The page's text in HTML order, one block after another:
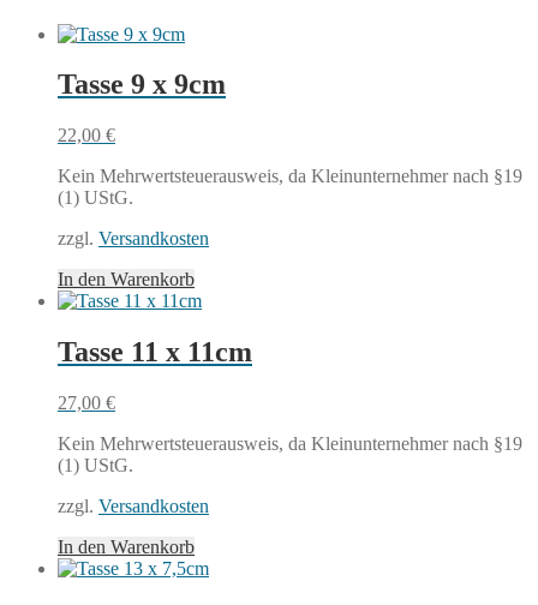
Tasse 9 x 9cm
22,00 €
Kein Mehrwertsteuerausweis, da Kleinunternehmer nach §19
(1) UStG.
zzgl. Versandkosten
In den Warenkorb
Tasse 11 x 11cm
27,00 €
Kein Mehrwertsteuerausweis, da Kleinunternehmer nach §19
(1) UStG.
zzgl. Versandkosten
In den Warenkorb